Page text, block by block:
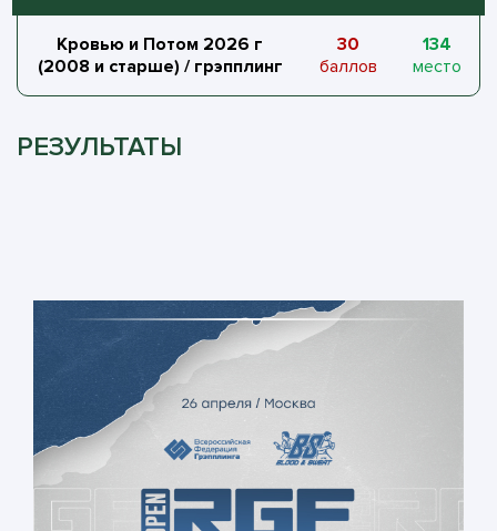
Кровью и Потом 2026 г
(2008 и старше) / грэпплинг
30
баллов
134
место
РЕЗУЛЬТАТЫ